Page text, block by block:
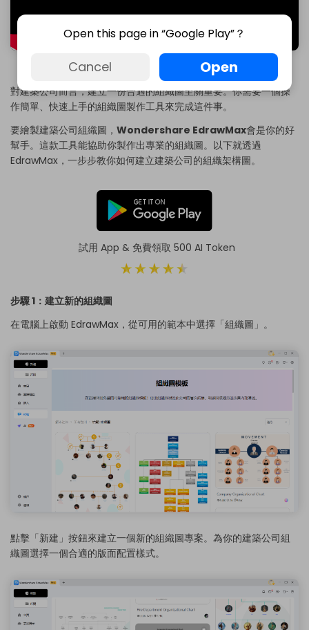
引用自 YouTube 合作夥伴頻道
對建築公司而言，建立一份合適的組織圖至關重要。你需要一個操
作簡單、快速上手的組織圖製作工具來完成這件事。
要繪製建築公司組織圖， Wondershare EdrawMax會是你的好
幫手。這款工具能協助你製作出專業的組織圖。以下就透過
EdrawMax，一步步教你如何建立建築公司的組織架構圖。
試用 App & 免費領取 500 AI Token
步驟 1：建立新的組織圖
在電腦上啟動 EdrawMax，從可用的範本中選擇「組織圖」。
點擊「新建」按鈕來建立一個新的組織圖專案。為你的建築公司組
織圖選擇一個合適的版面配置樣式。
Open this page in “Google Play”？
Cancel Open